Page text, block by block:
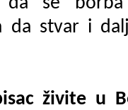
da stvar i
živite u